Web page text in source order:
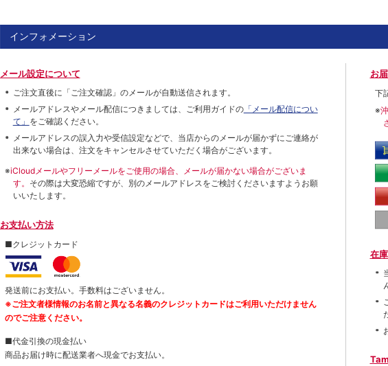
インフォメーション
メール設定について
ご注文直後に「ご注文確認」のメールが自動送信されます。
メールアドレスやメール配信につきましては、ご利用ガイドの「メール配信につい
て」 をご確認ください。
メールアドレスの誤入力や受信設定などで、当店からのメールが届かずにご連絡が
出来ない場合は、注文をキャンセルさせていただく場合がございます。
※iCloudメールやフリーメールをご使用の場合、メールが届かない場合がございま
す。 その際は大変恐縮ですが、別のメールアドレスをご検討くださいますようお願
いいたします。
お支払い方法
■クレジットカード
発送前にお支払い。手数料はございません。
※ご注文者様情報のお名前と異なる名義のクレジットカードはご利用いただけません
のでご注意ください。
■代金引換の現金払い
商品お届け時に配送業者へ現金でお支払い。
お
下
※
在